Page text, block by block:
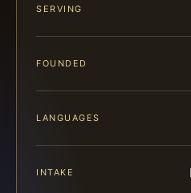
SERVING
FOUNDED
LANGUAGES
INTAKE